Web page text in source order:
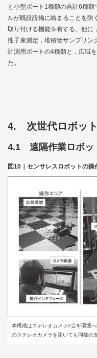
と小型ボート1種類の合計6種類
ルが既設設備に絡まることを防
取り付ける機能を有する。他に
性子束測定，堆積物サンプリン
計測用ボートの4種類と，広域
た。
4. 次世代ロボッ
4.1 遠隔作業ロボッ
図10｜センサレスロボットの操
本構成はステレオカメラ2台を環境
のステレオカメラを用いても同様の